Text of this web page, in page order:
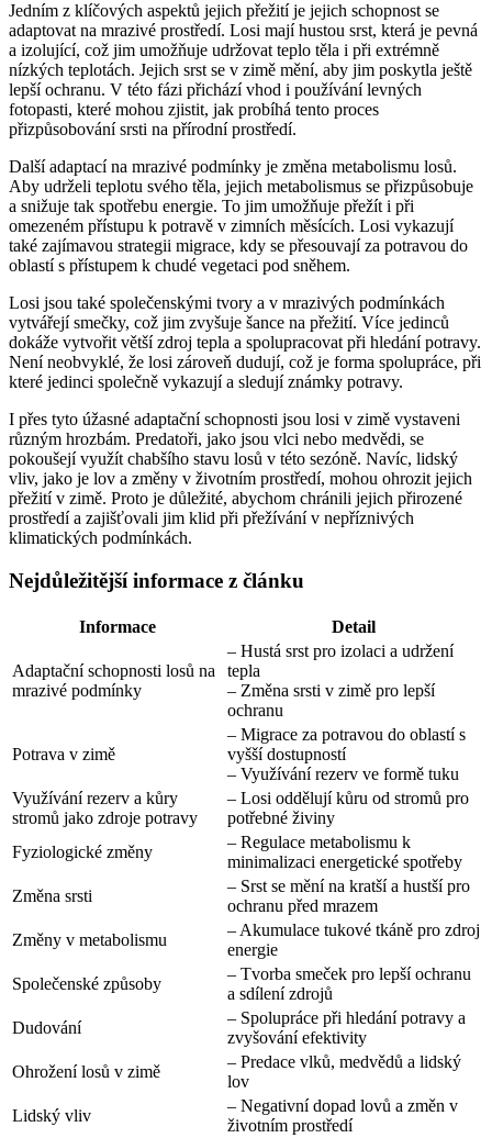
Jedním z klíčových aspektů jejich přežití je jejich schopnost se
adaptovat na mrazivé prostředí. Losi mají hustou srst, která je pevná
a izolující, což jim umožňuje udržovat teplo těla i při extrémně
nízkých teplotách. Jejich srst se v zimě mění, aby jim poskytla ještě
lepší ochranu. V této fázi přichází vhod i používání levných
fotopasti, které mohou zjistit, jak probíhá tento proces
přizpůsobování srsti na přírodní prostředí.
Další adaptací na mrazivé podmínky je změna metabolismu losů.
Aby udrželi teplotu svého těla, jejich metabolismus se přizpůsobuje
a snižuje tak spotřebu energie. To jim umožňuje přežít i při
omezeném přístupu k potravě v zimních měsících. Losi vykazují
také zajímavou strategii migrace, kdy se přesouvají za potravou do
oblastí s přístupem k chudé vegetaci pod sněhem.
Losi jsou také společenskými tvory a v mrazivých podmínkách
vytvářejí smečky, což jim zvyšuje šance na přežití. Více jedinců
dokáže vytvořit větší zdroj tepla a spolupracovat při hledání potravy.
Není neobvyklé, že losi zároveň dudují, což je forma spolupráce, při
které jedinci společně vykazují a sledují známky potravy.
I přes tyto úžasné adaptační schopnosti jsou losi v zimě vystaveni
různým hrozbám. Predatoři, jako jsou vlci nebo medvědi, se
pokoušejí využít chabšího stavu losů v této sezóně. Navíc, lidský
vliv, jako je lov a změny v životním prostředí, mohou ohrozit jejich
přežití v zimě. Proto je důležité, abychom chránili jejich přirozené
prostředí a zajišťovali jim klid při přežívání v nepříznivých
klimatických podmínkách.
Nejdůležitější informace z článku
Informace Detail
Adaptační schopnosti losů na
mrazivé podmínky
– Hustá srst pro izolaci a udržení
tepla
– Změna srsti v zimě pro lepší
ochranu
Potrava v zimě
– Migrace za potravou do oblastí s
vyšší dostupností
– Využívání rezerv ve formě tuku
Využívání rezerv a kůry
stromů jako zdroje potravy
– Losi oddělují kůru od stromů pro
potřebné živiny
Fyziologické změny
– Regulace metabolismu k
minimalizaci energetické spotřeby
Změna srsti
– Srst se mění na kratší a hustší pro
ochranu před mrazem
Změny v metabolismu
– Akumulace tukové tkáně pro zdroj
energie
Společenské způsoby
– Tvorba smeček pro lepší ochranu
a sdílení zdrojů
Dudování
– Spolupráce při hledání potravy a
zvyšování efektivity
Ohrožení losů v zimě
– Predace vlků, medvědů a lidský
lov
Lidský vliv
– Negativní dopad lovů a změn v
životním prostředí